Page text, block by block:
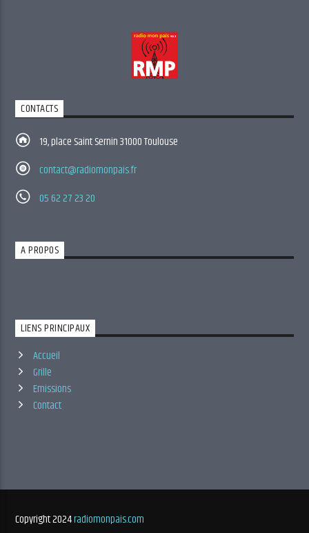
CONTACTS
19, place Saint Sernin 31000 Toulouse
contact@radiomonpais.fr
05 62 27 23 20
A PROPOS
LIENS PRINCIPAUX
Accueil
Grille
Emissions
Contact
Copyright 2024radiomonpais.com